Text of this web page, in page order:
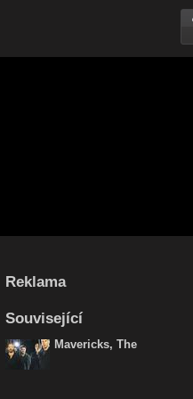
Reklama
Související
Mavericks, The